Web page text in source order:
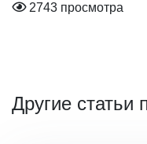
2743 просмотра
Другие статьи